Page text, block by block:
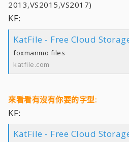
2013,VS2015,VS2017)
KF:
KatFile - Free Cloud
foxmanmo files
katfile.com
來看看有沒有你要的字型:
KF:
KatFile - Free Cloud